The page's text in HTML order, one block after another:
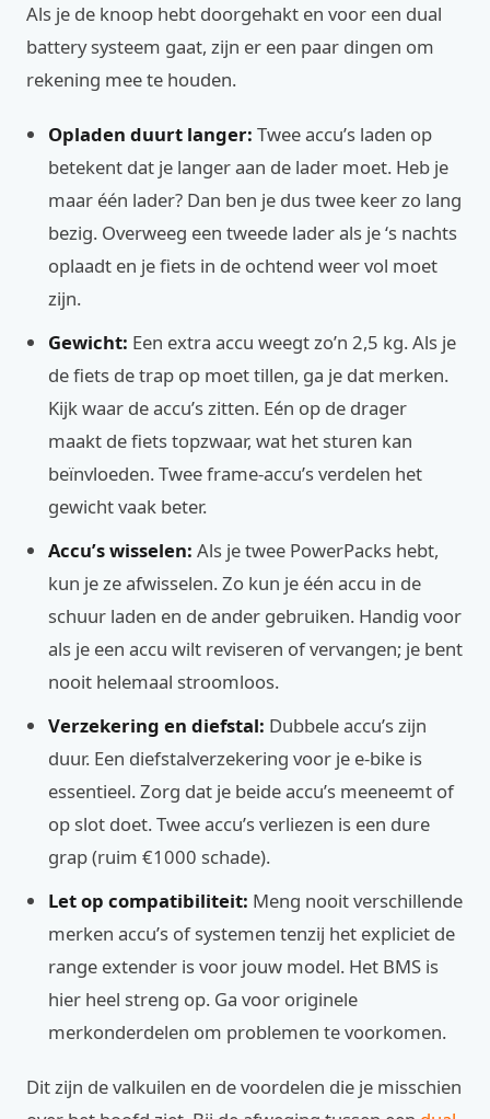
Als je de knoop hebt doorgehakt en voor een dual
battery systeem gaat, zijn er een paar dingen om
rekening mee te houden.
Opladen duurt langer: Twee accu’s laden op
betekent dat je langer aan de lader moet. Heb je
maar één lader? Dan ben je dus twee keer zo lang
bezig. Overweeg een tweede lader als je ‘s nachts
oplaadt en je fiets in de ochtend weer vol moet
zijn.
Gewicht: Een extra accu weegt zo’n 2,5 kg. Als je
de fiets de trap op moet tillen, ga je dat merken.
Kijk waar de accu’s zitten. Eén op de drager
maakt de fiets topzwaar, wat het sturen kan
beïnvloeden. Twee frame-accu’s verdelen het
gewicht vaak beter.
Accu’s wisselen: Als je twee PowerPacks hebt,
kun je ze afwisselen. Zo kun je één accu in de
schuur laden en de ander gebruiken. Handig voor
als je een accu wilt reviseren of vervangen; je bent
nooit helemaal stroomloos.
Verzekering en diefstal: Dubbele accu’s zijn
duur. Een diefstalverzekering voor je e-bike is
essentieel. Zorg dat je beide accu’s meeneemt of
op slot doet. Twee accu’s verliezen is een dure
grap (ruim €1000 schade).
Let op compatibiliteit: Meng nooit verschillende
merken accu’s of systemen tenzij het expliciet de
range extender is voor jouw model. Het BMS is
hier heel streng op. Ga voor originele
merkonderdelen om problemen te voorkomen.
Dit zijn de valkuilen en de voordelen die je misschien